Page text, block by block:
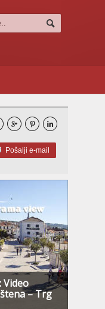
  
Pošalji e-mail
Video
– Trg